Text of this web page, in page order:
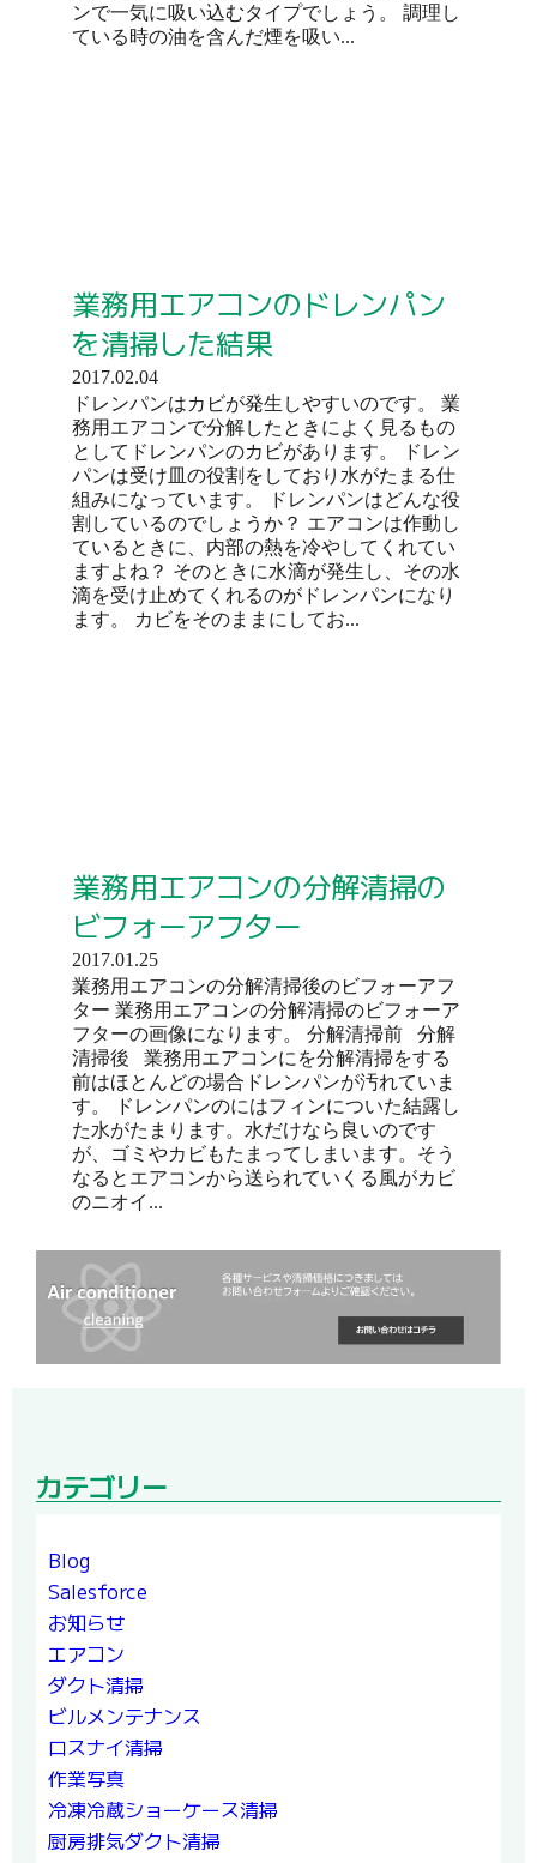
ンで一気に吸い込むタイプでしょう。 調理し
ている時の油を含んだ煙を吸い...
業務用エアコンのドレンパン
を清掃した結果
2017.02.04
ドレンパンはカビが発生しやすいのです。 業
務用エアコンで分解したときによく見るもの
としてドレンパンのカビがあります。 ドレン
パンは受け皿の役割をしており水がたまる仕
組みになっています。 ドレンパンはどんな役
割しているのでしょうか？ エアコンは作動し
ているときに、内部の熱を冷やしてくれてい
ますよね？ そのときに水滴が発生し、その水
滴を受け止めてくれるのがドレンパンになり
ます。 カビをそのままにしてお...
業務用エアコンの分解清掃の
ビフォーアフター
2017.01.25
業務用エアコンの分解清掃後のビフォーアフ
ター 業務用エアコンの分解清掃のビフォーア
フターの画像になります。 分解清掃前 分解
清掃後 業務用エアコンにを分解清掃をする
前はほとんどの場合ドレンパンが汚れていま
す。 ドレンパンのにはフィンについた結露し
た水がたまります。水だけなら良いのです
が、ゴミやカビもたまってしまいます。そう
なるとエアコンから送られていくる風がカビ
のニオイ...
カテゴリー
Blog
Salesforce
お知らせ
エアコン
ダクト清掃
ビルメンテナンス
ロスナイ清掃
作業写真
冷凍冷蔵ショーケース清掃
厨房排気ダクト清掃